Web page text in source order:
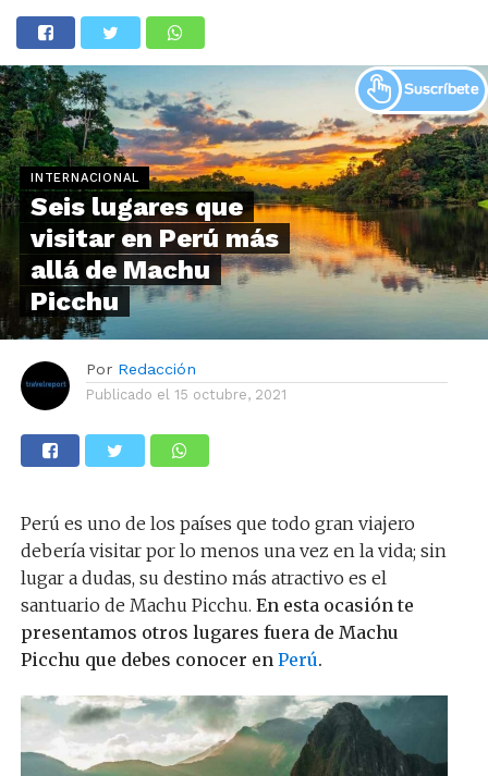
INTERNACIONAL
Seis lugares que
visitar en Perú más
allá de Machu
Picchu
Por Redacción
Publicado el 15 octubre, 2021
Perú es uno de los países que todo gran viajero
debería visitar por lo menos una vez en la vida; sin
lugar a dudas, su destino más atractivo es el
santuario de Machu Picchu. En esta ocasión te
presentamos otros lugares fuera de Machu
Picchu que debes conocer en Perú.